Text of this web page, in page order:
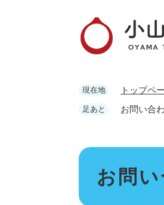
現在地 トップペ
足あと お問い合
本
お問